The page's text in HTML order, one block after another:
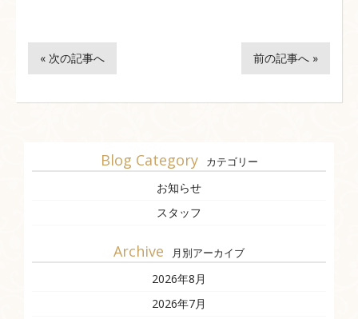
« 次の記事へ 前の記事へ »
Blog Category カテゴリー
お知らせ
スタッフ
Archive 月別アーカイブ
2026年8月
2026年7月